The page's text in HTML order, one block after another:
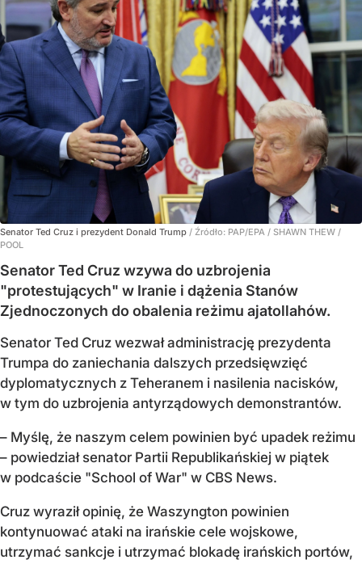
Senator Ted Cruz i prezydent Donald Trump / Źródło: PAP/EPA / SHAWN THEW /
POOL
Senator Ted Cruz wzywa do uzbrojenia
"protestujących" w Iranie i dążenia Stanów
Zjednoczonych do obalenia reżimu ajatollahów.
Senator Ted Cruz wezwał administrację prezydenta
Trumpa do zaniechania dalszych przedsięwzięć
dyplomatycznych z Teheranem i nasilenia nacisków,
w tym do uzbrojenia antyrządowych demonstrantów.
– Myślę, że naszym celem powinien być upadek reżimu
– powiedział senator Partii Republikańskiej w piątek
w podcaście "School of War" w CBS News.
Cruz wyraził opinię, że Waszyngton powinien
kontynuować ataki na irańskie cele wojskowe,
utrzymać sankcje i utrzymać blokadę irańskich portów,